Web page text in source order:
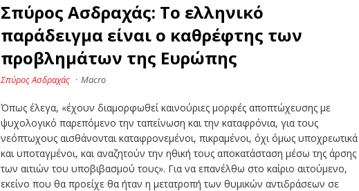
Σπύρος Ασδραχάς: Το ελληνικό
παράδειγμα είναι ο καθρέφτης των
προβλημάτων της Ευρώπης
Σπύρος Ασδραχάς · Macro
Όπως έλεγα, «έχουν διαμορφωθεί καινούριες μορφές αποπτώχευσης με
ψυχολογικό παρεπόμενο την ταπείνωση και την καταφρόνια, για τους
νεόπτωχους αισθάνονται καταφρονεμένοι, πικραμένοι, όχι όμως υποχρεωτικά
και υποταγμένοι, και αναζητούν την ηθική τους αποκατάσταση μέσω της άρσης
των αιτιών του υποβιβασμού τους». Για να επανέλθω στο καίριο αιτούμενο,
εκείνο που θα προείχε θα ήταν η μετατροπή των θυμικών αντιδράσεων σε